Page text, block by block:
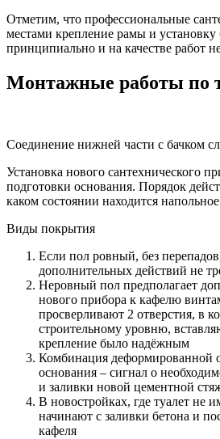
Отметим, что профессиональные
местами крепление рамы и установку
принципиально и на качестве работ
Монтажные работы по
Соединение нижней части с бачком
Установка нового сантехнического
подготовки основания. Порядок
каком состоянии находится
Виды покрытия
Если пол ровный, без
дополнительных действий не
Неровный пол предполагает
нового прибора к кафелю
просверливают 2 отверстия, в
строительному уровню,
крепление было надёжным
Комбинация деформированной
основания – сигнал о
и заливки новой цементной
В новостройках, где туалет не
начинают с заливки бетона и
кафеля